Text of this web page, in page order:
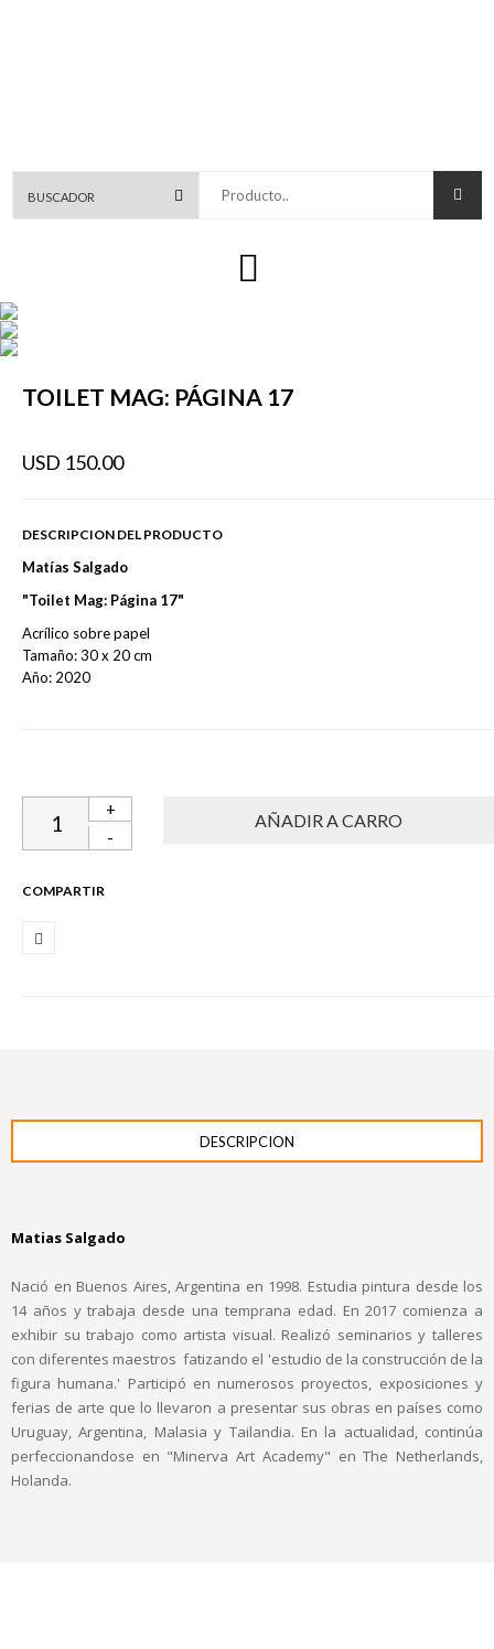
TOILET MAG: PÁGINA 17
USD 150.00
DESCRIPCION DEL PRODUCTO
Matías Salgado
"Toilet Mag: Página 17"
Acrílico sobre papel
Tamaño: 30 x 20 cm
Año: 2020
+
-
COMPARTIR
DESCRIPCION
Matias Salgado
Nació en Buenos Aires, Argentina en 1998. Estudia pintura desde los
14 años y trabaja desde una temprana edad. En 2017 comienza a
exhibir su trabajo como artista visual. Realizó seminarios y talleres
con diferentes maestros fatizando el 'estudio de la construcción de la
figura humana.' Participó en numerosos proyectos, exposiciones y
ferias de arte que lo llevaron a presentar sus obras en países como
Uruguay, Argentina, Malasia y Tailandia. En la actualidad, continúa
perfeccionandose en "Minerva Art Academy" en The Netherlands,
Holanda.